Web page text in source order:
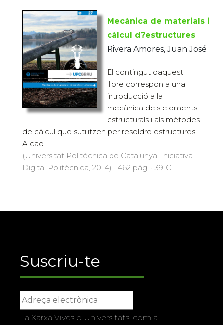
Mecànica de materials i
càlcul d?estructures
Rivera Amores, Juan José
El contingut daquest
llibre correspon a una
introducció a la
mecànica dels elements
estructurals i als mètodes
de càlcul que sutilitzen per resoldre estructures.
A cad...
(Universitat Politècnica de Catalunya. Iniciativa
Digital Politècnica, 2014) · 462 pàg. · 39 €
Suscriu-te
La Xarxa Vives d’Universitats, com a